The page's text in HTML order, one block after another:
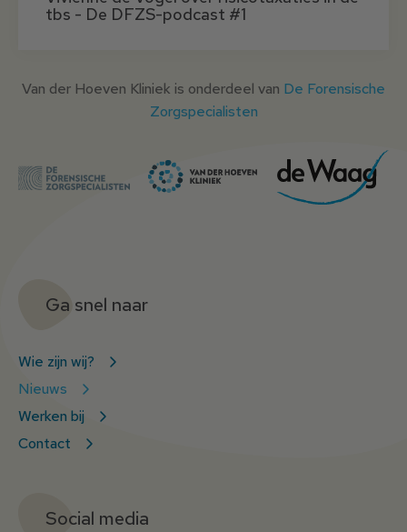
tbs - De DFZS-podcast #1
Van der Hoeven Kliniek is onderdeel van De Forensische
Zorgspecialisten
Ga snel naar
Wie zijn wij?
Nieuws
Werken bij
Contact
Social media